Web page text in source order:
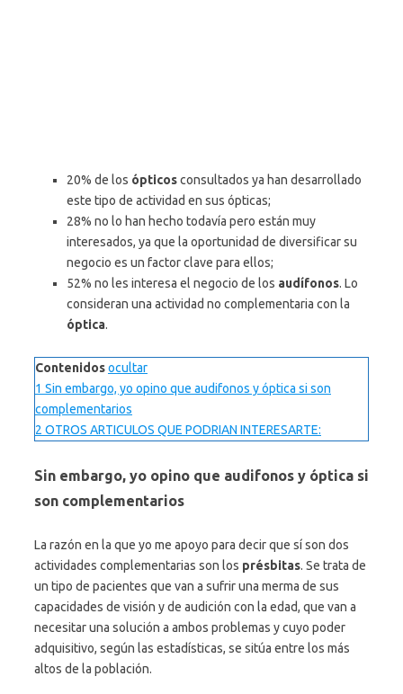
20% de los ópticosconsultados ya han desarrollado
este tipo de actividad en sus ópticas;
28% no lo han hecho todavía pero están muy
interesados, ya que la oportunidad de diversificar su
negocio es un factor clave para ellos;
52% no les interesa el negocio de los audífonos. Lo
consideran una actividad no complementaria con la
óptica.
Contenidosocultar
1 Sin embargo, yo opino que audifonos y óptica si son
complementarios
2 OTROS ARTICULOS QUE PODRIAN INTERESARTE:
Sin embargo, yo opino que audifonos y óptica si
son complementarios
La razón en la que yo me apoyo para decir que sí son dos
actividades complementarias son los présbitas. Se trata de
un tipo de pacientes que van a sufrir una merma de sus
capacidades de visión y de audición con la edad, que van a
necesitar una solución a ambos problemas y cuyo poder
adquisitivo, según las estadísticas, se sitúa entre los más
altos de la población.